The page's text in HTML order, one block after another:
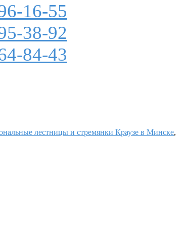
16-55
38-92
84-43
лестницы и стремянки Краузе в Минске,